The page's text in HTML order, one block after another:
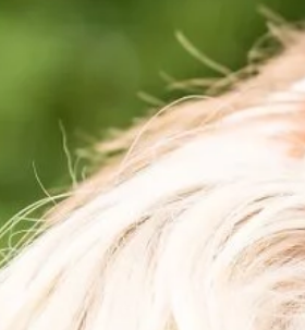
| 2021
warto od najmłodszych lat
dziecko języków obcych?
globalizacji znajomość języków
się jedną z najważniejszych
na rynku pracy. Obecnie
jedynie dogłębna
[…]